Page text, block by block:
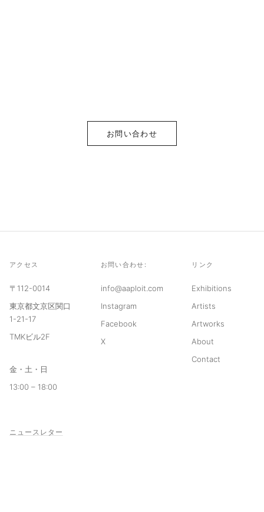
お問い合わせ
アクセス
〒112-0014
東京都文京区関口
1-21-17
TMKビル2F
金・土・日
13:00 – 18:00
お問い合わせ:
info@aaploit.com
Instagram
Facebook
X
リンク
Exhibitions
Artists
Artworks
About
Contact
ニュースレター